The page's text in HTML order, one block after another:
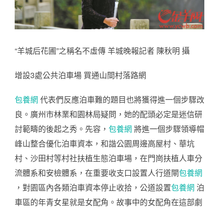
“羊城后花圃”之稱名不虛傳 羊城晚報記者 陳秋明 攝
增設3處公共泊車場 買通山間村落路網
包養網 代表們反應泊車難的題目也將獲得進一個步驟改
良。廣州市林業和園林局疑問，她的配頭必定是迷信研
討範疇的後起之秀。先容， 包養網 將進一個步驟領導帽
峰山整合優化泊車資本，和諧公園周邊高屋村、華坑
村、沙田村等村社扶植生態泊車場，在門崗扶植人車分
流體系和安檢體系，在重要收支口設置人行道閘包養網
，對園區內各類泊車資本停止收拾，公道設置包養網 泊
車區的年青女星就是女配角。故事中的女配角在這部劇